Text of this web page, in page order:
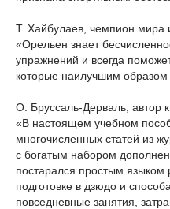
Т. Хайбулаев, чемпион мира
«Орельен знает
упражнений и всегда
которые наилучшим образом
О. Бруссаль-Дерваль, автор
«В настоящем учебном
многочисленных статей из
с богатым набором
постарался простым языком
подготовке в дзюдо и
повседневные занятия,